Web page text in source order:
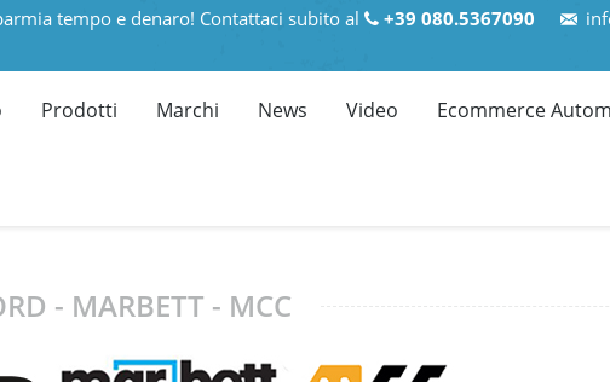
tempo e denaro! Contattaci subito al +39 080.5367090
Prodotti Marchi News Video Ecommerce
- MARBETT - MCC